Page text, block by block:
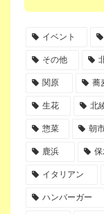
イベント
その他
関原 蕎
生花 北
惣菜 朝
鹿浜 保
イタリアン
ハンバーガー